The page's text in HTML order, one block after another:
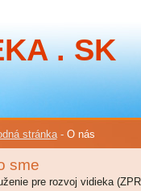
. SK
stránka - O nás
sme
pre rozvoj vidieka